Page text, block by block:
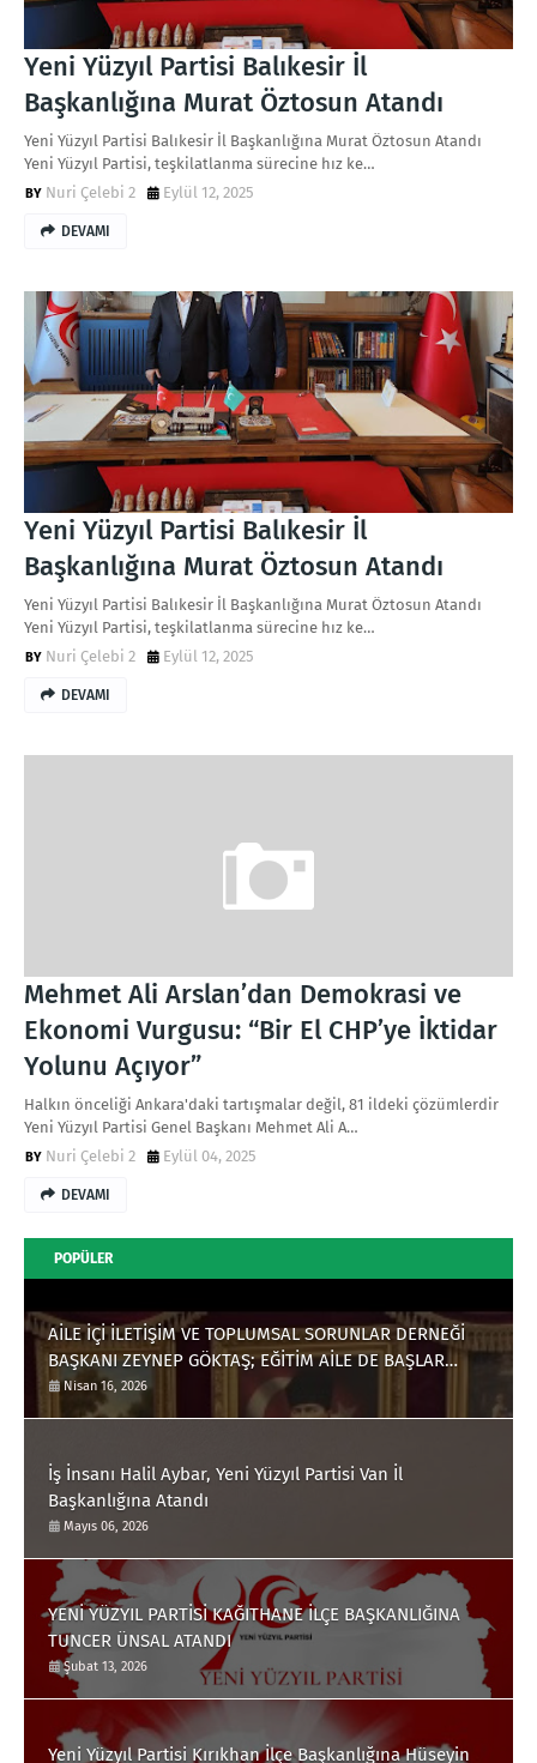
Yeni Yüzyıl Partisi Balıkesir İl
Başkanlığına Murat Öztosun Atandı
Yeni Yüzyıl Partisi Balıkesir İl Başkanlığına Murat Öztosun Atandı
Yeni Yüzyıl Partisi, teşkilatlanma sürecine hız ke…
Nuri Çelebi 2
Eylül 12, 2025
DEVAMI
Yeni Yüzyıl Partisi Balıkesir İl
Başkanlığına Murat Öztosun Atandı
Yeni Yüzyıl Partisi Balıkesir İl Başkanlığına Murat Öztosun Atandı
Yeni Yüzyıl Partisi, teşkilatlanma sürecine hız ke…
Nuri Çelebi 2
Eylül 12, 2025
DEVAMI
Mehmet Ali Arslan’dan Demokrasi ve
Ekonomi Vurgusu: “Bir El CHP’ye İktidar
Yolunu Açıyor”
Halkın önceliği Ankara'daki tartışmalar değil, 81 ildeki çözümlerdir
Yeni Yüzyıl Partisi Genel Başkanı Mehmet Ali A…
Nuri Çelebi 2
Eylül 04, 2025
DEVAMI
POPÜLER
AİLE İÇİ İLETİŞİM VE TOPLUMSAL SORUNLAR DERNEĞİ
BAŞKANI ZEYNEP GÖKTAŞ; EĞİTİM AİLE DE BAŞLAR
EBEVEYNLERE ÇOK İŞ DÜŞÜYOR
Nisan 16, 2026
İş İnsanı Halil Aybar, Yeni Yüzyıl Partisi Van İl
Başkanlığına Atandı
Mayıs 06, 2026
YENİ YÜZYIL PARTİSİ KAĞITHANE İLÇE BAŞKANLIĞINA
TUNCER ÜNSAL ATANDI
Şubat 13, 2026
Yeni Yüzyıl Partisi Kırıkhan İlçe Başkanlığına Hüseyin